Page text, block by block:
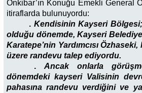
Önkibar’ın Konuğu Emekli General
itiraflarda bulunuyordu:
.Kendisinin Kayseri
olduğu dönemde, Kayseri
Karatepe’nin Yardımcısı
üzere randevu talep ediyordu.
. Ancak onlarla
dönemdeki kayseri Valisinin
pahasına randevu verdiğini ve